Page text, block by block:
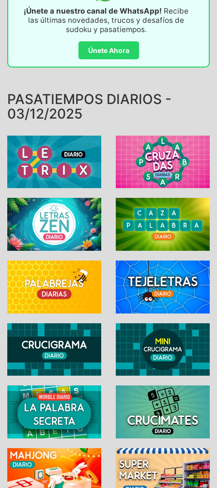
¡Únete a nuestro canal de WhatsApp! Recibe
las últimas novedades, trucos y desafíos de
sudoku y pasatiempos.
Únete Ahora
PASATIEMPOS DIARIOS -
03/12/2025